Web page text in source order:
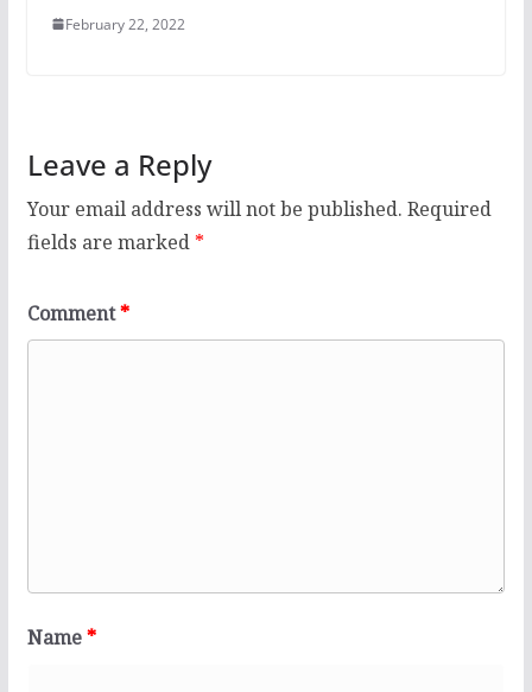
February 22, 2022
Leave a Reply
Your email address will not be published. Required
fields are marked *
Comment*
Name*